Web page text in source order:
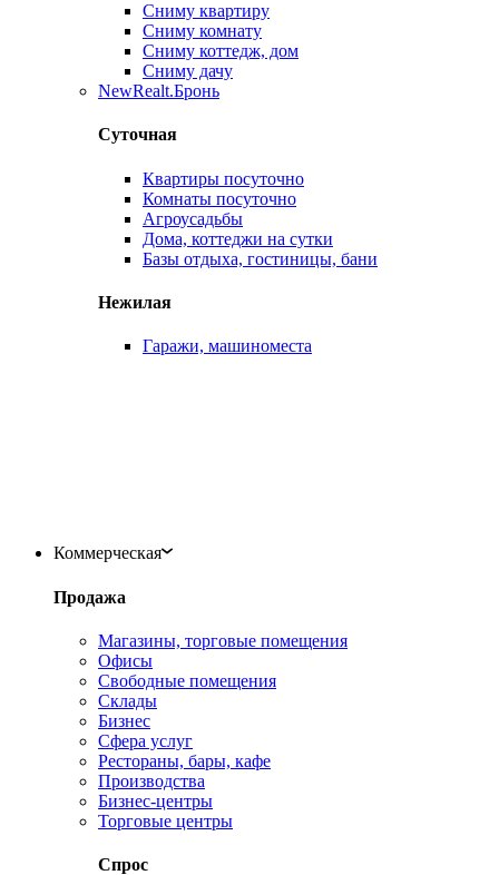
Сниму квартиру
Сниму комнату
Сниму коттедж, дом
Сниму дачу
NewRealt.Бронь
Суточная
Квартиры посуточно
Комнаты посуточно
Агроусадьбы
Дома, коттеджи на сутки
Базы отдыха, гостиницы, бани
Нежилая
Гаражи, машиноместа
Коммерческая
Продажа
Магазины, торговые помещения
Офисы
Свободные помещения
Склады
Бизнес
Сфера услуг
Рестораны, бары, кафе
Производства
Бизнес-центры
Торговые центры
Спрос